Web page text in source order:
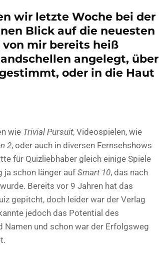
wir letzte Woche bei der
Blick auf die neuesten
von mir bereits heiß
angelegt, über
oder in die Haut
wie Trivial Pursuit, Videospielen, wie
2, oder auch in diversen Fernsehshows
für Quizliebhaber gleich einige Spiele
ja schon länger auf Smart 10, das nach
Bereits vor 9 Jahren hat das
gepitcht, doch leider war der Verlag
jedoch das Potential des
Namen und schon war der Erfolgsweg